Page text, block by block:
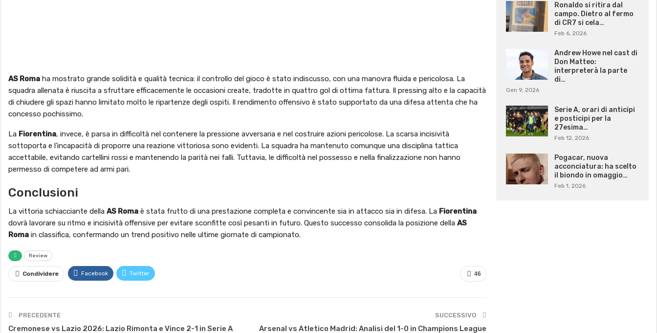
AS Roma ha mostrato grande solidità e qualità tecnica: il controllo del gioco è stato indiscusso, con una manovra fluida e pericolosa. La
squadra allenata è riuscita a sfruttare efficacemente le occasioni create, tradotte in quattro gol di ottima fattura. Il pressing alto e la capacità
di chiudere gli spazi hanno limitato molto le ripartenze degli ospiti. Il rendimento offensivo è stato supportato da una difesa attenta che ha
concesso pochissimo.
La Fiorentina, invece, è parsa in difficoltà nel contenere la pressione avversaria e nel costruire azioni pericolose. La scarsa incisività
sottoporta e l’incapacità di proporre una reazione vittoriosa sono evidenti. La squadra ha mantenuto comunque una disciplina tattica
accettabile, evitando cartellini rossi e mantenendo la parità nei falli. Tuttavia, le difficoltà nel possesso e nella finalizzazione non hanno
permesso di competere ad armi pari.
Conclusioni
La vittoria schiacciante della AS Roma è stata frutto di una prestazione completa e convincente sia in attacco sia in difesa. La Fiorentina
dovrà lavorare su ritmo e incisività offensive per evitare sconfitte così pesanti in futuro. Questo successo consolida la posizione della AS
Roma in classifica, confermando un trend positivo nelle ultime giornate di campionato.
Review
46
Condividere Facebook Twitter
PRECEDENTE
Cremonese vs Lazio 2026: Lazio Rimonta e Vince 2-1 in Serie A
SUCCESSIVO
Arsenal vs Atletico Madrid: Analisi del 1-0 in Champions League
Ronaldo si ritira dal
campo. Dietro al fermo
di CR7 si cela…
Feb 6, 2026
Andrew Howe nel cast di
Don Matteo:
interpreterà la parte
di…
Gen 9, 2026
Serie A, orari di anticipi
e posticipi per la
27esima…
Feb 12, 2026
Pogacar, nuova
acconciatura: ha scelto
il biondo in omaggio…
Feb 1, 2026